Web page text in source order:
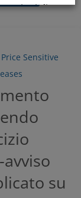
Price Sensitive
avviso
su
di
di
la